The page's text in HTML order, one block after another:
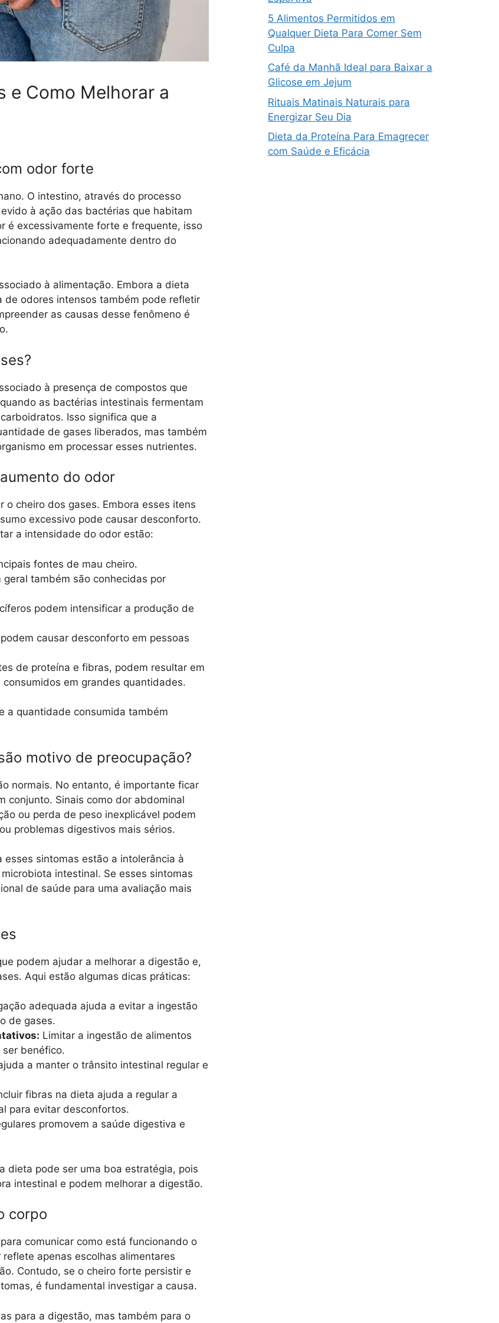
e Como Melhorar a
odor forte
O intestino, através do processo
à ação das bactérias que habitam
é excessivamente forte e frequente, isso
adequadamente dentro do
à alimentação. Embora a dieta
de odores intensos também pode refletir
as causas desse fenômeno é
à presença de compostos que
as bactérias intestinais fermentam
Isso significa que a
de gases liberados, mas também
em processar esses nutrientes.
do odor
cheiro dos gases. Embora esses itens
excessivo pode causar desconforto.
a intensidade do odor estão:
fontes de mau cheiro.
geral também são conhecidas por
podem intensificar a produção de
causar desconforto em pessoas
de proteína e fibras, podem resultar em
em grandes quantidades.
a quantidade consumida também
motivo de preocupação?
normais. No entanto, é importante ficar
conjunto. Sinais como dor abdominal
ou perda de peso inexplicável podem
problemas digestivos mais sérios.
sintomas estão a intolerância à
intestinal. Se esses sintomas
de saúde para uma avaliação mais
podem ajudar a melhorar a digestão e,
Aqui estão algumas dicas práticas:
adequada ajuda a evitar a ingestão
de gases.
Limitar a ingestão de alimentos
benéfico.
a manter o trânsito intestinal regular e
fibras na dieta ajuda a regular a
para evitar desconfortos.
promovem a saúde digestiva e
dieta pode ser uma boa estratégia, pois
intestinal e podem melhorar a digestão.
corpo
comunicar como está funcionando o
apenas escolhas alimentares
Contudo, se o cheiro forte persistir e
é fundamental investigar a causa.
para a digestão, mas também para o
5 Alimentos Permitidos em
Qualquer Dieta Para Comer Sem
Culpa
Café da Manhã Ideal para Baixar a
Glicose em Jejum
Rituais Matinais Naturais para
Energizar Seu Dia
Dieta da Proteína Para Emagrecer
com Saúde e Eficácia